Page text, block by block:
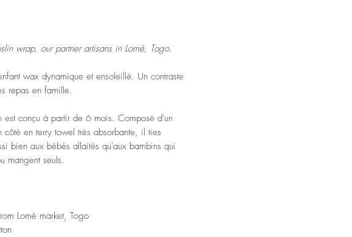
wrap, our partner artisans in Lomé, Togo.
wax dynamique et ensoleillé. Un contraste
repas en famille.
conçu à partir de 6 mois. Composé d'un
en terry towel très absorbante, il ties
bien aux bébés allaités qu'aux bambins qui
mangent seuls.
Lomé market, Togo